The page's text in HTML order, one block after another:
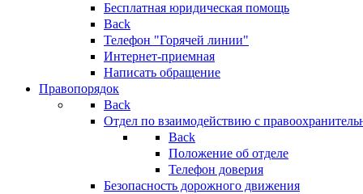
Бесплатная юридическая помощь
Back
Телефон "Горячей линии"
Интернет-приемная
Написать обращение
Правопорядок
Back
Отдел по взаимодействию с
Back
Положение об отделе
Телефон доверия
Безопасность дорожного движения